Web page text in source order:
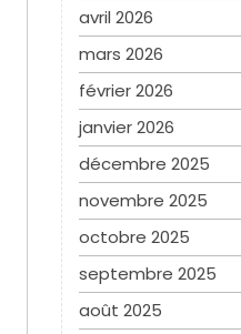
avril 2026
mars 2026
février 2026
janvier 2026
décembre 2025
novembre 2025
octobre 2025
septembre 2025
août 2025